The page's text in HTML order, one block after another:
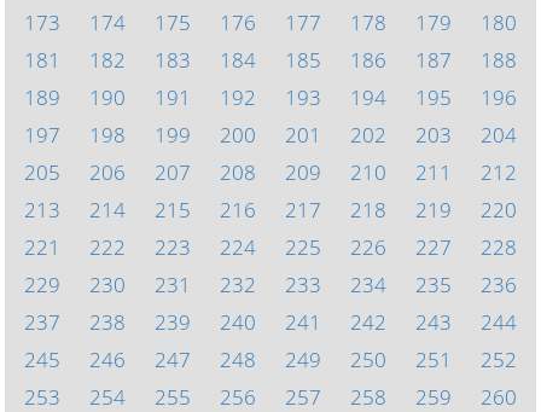
173
174 175 176 177 178 179
180
181
182 183 184 185 186 187
188
189
190 191 192 193 194 195
196
197
198 199 200 201 202 203
204
205
206 207 208 209 210 211
212
213
214 215 216 217 218 219
220
221
222 223 224 225 226 227
228
229
230 231 232 233 234 235
236
237
238 239 240 241 242 243
244
245
246 247 248 249 250 251
252
253
254 255 256 257 258 259
260